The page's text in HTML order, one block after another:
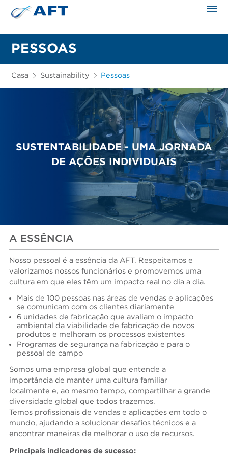
PESSOAS
Casa Sustainability Pessoas
SUSTENTABILIDADE - UMA JORNADA
DE AÇÕES INDIVIDUAIS
A ESSÊNCIA
Nosso pessoal é a essência da AFT. Respeitamos e
valorizamos nossos funcionários e promovemos uma
cultura em que eles têm um impacto real no dia a dia.
Mais de 100 pessoas nas áreas de vendas e aplicações
se comunicam com os clientes diariamente
6 unidades de fabricação que avaliam o impacto
ambiental da viabilidade de fabricação de novos
produtos e melhoram os processos existentes
Programas de segurança na fabricação e para o
pessoal de campo
Somos uma empresa global que entende a
importância de manter uma cultura familiar
localmente e, ao mesmo tempo, compartilhar a grande
diversidade global que todos trazemos.
Temos profissionais de vendas e aplicações em todo o
mundo, ajudando a solucionar desafios técnicos e a
encontrar maneiras de melhorar o uso de recursos.
Principais indicadores de sucesso: